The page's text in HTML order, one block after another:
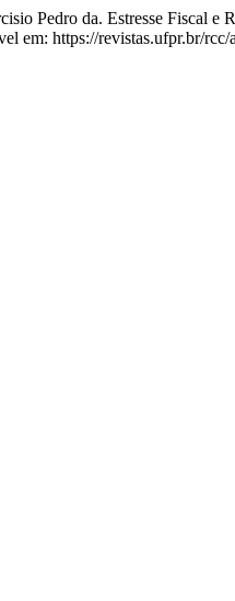
Pedro da. Estresse Fiscal e
em: https://revistas.ufpr.br/